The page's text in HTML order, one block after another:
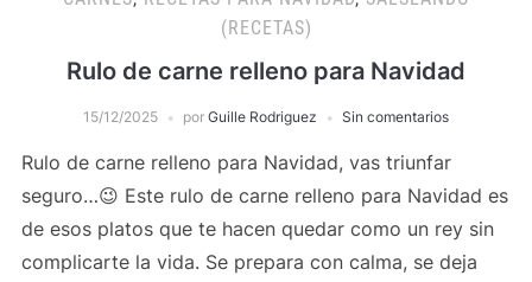
(RECETAS)
Rulo de carne relleno para Navidad
15/12/2025 por Guille Rodriguez Sin comentarios
Rulo de carne relleno para Navidad, vas triunfar
seguro…😉 Este rulo de carne relleno para Navidad es
de esos platos que te hacen quedar como un rey sin
complicarte la vida. Se prepara con calma, se deja